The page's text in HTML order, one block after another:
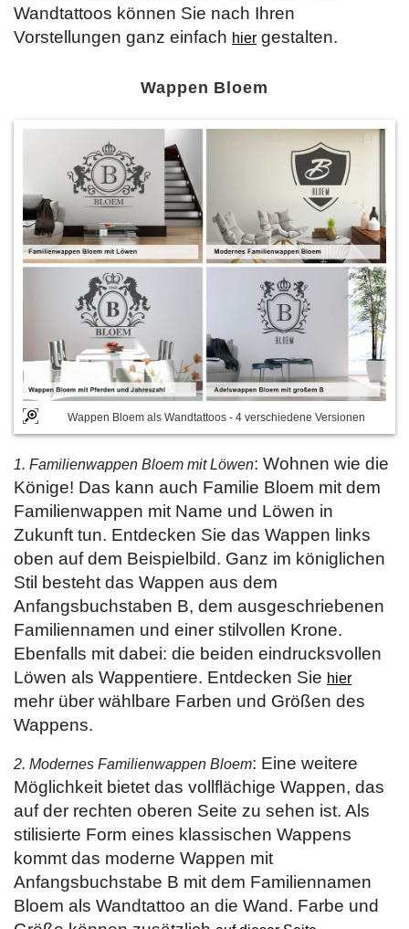
Wandtattoos können Sie nach Ihren
Vorstellungen ganz einfach hier gestalten.
Wappen Bloem
Wappen Bloem als Wandtattoos - 4 verschiedene Versionen
1. Familienwappen Bloem mit Löwen: Wohnen wie die
Könige! Das kann auch Familie Bloem mit dem
Familienwappen mit Name und Löwen in
Zukunft tun. Entdecken Sie das Wappen links
oben auf dem Beispielbild. Ganz im königlichen
Stil besteht das Wappen aus dem
Anfangsbuchstaben B, dem ausgeschriebenen
Familiennamen und einer stilvollen Krone.
Ebenfalls mit dabei: die beiden eindrucksvollen
Löwen als Wappentiere. Entdecken Sie hier
mehr über wählbare Farben und Größen des
Wappens.
2. Modernes Familienwappen Bloem: Eine weitere
Möglichkeit bietet das vollflächige Wappen, das
auf der rechten oberen Seite zu sehen ist. Als
stilisierte Form eines klassischen Wappens
kommt das moderne Wappen mit
Anfangsbuchstabe B mit dem Familiennamen
Bloem als Wandtattoo an die Wand. Farbe und